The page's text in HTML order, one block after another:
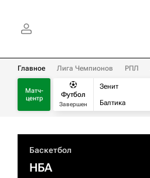
Главное Лига Чемпионов РПЛ
Матч-
центр
Футбол
Завершен
Зенит
Балтика
Баскетбол
НБА